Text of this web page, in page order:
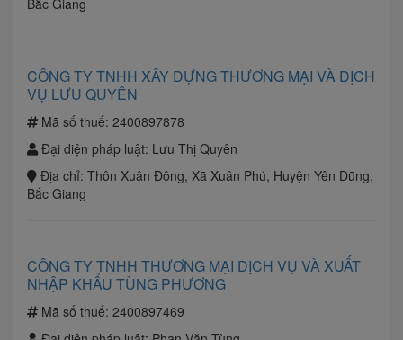
Bắc Giang
CÔNG TY TNHH XÂY DỰNG THƯƠNG MẠI VÀ DỊCH
VỤ LƯU QUYÊN
Mã số thuế: 2400897878
Đại diện pháp luật: Lưu Thị Quyên
Địa chỉ: Thôn Xuân Đông, Xã Xuân Phú, Huyện Yên Dũng,
Bắc Giang
CÔNG TY TNHH THƯƠNG MẠI DỊCH VỤ VÀ XUẤT
NHẬP KHẨU TÙNG PHƯƠNG
Mã số thuế: 2400897469